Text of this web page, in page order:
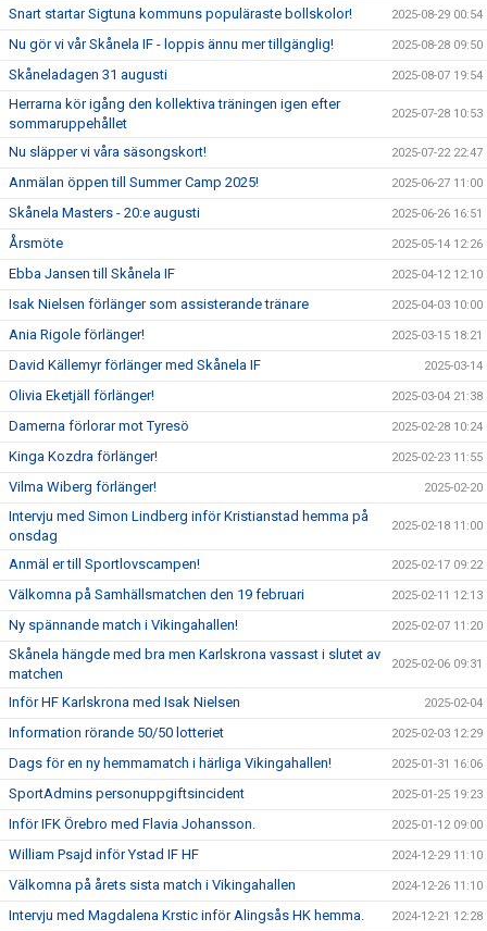
Snart startar Sigtuna kommuns populäraste bollskolor! 2025-08-29 00:54
Nu gör vi vår Skånela IF - loppis ännu mer tillgänglig! 2025-08-28 09:50
Skåneladagen 31 augusti 2025-08-07 19:54
Herrarna kör igång den kollektiva träningen igen efter
sommaruppehållet
2025-07-28 10:53
Nu släpper vi våra säsongskort! 2025-07-22 22:47
Anmälan öppen till Summer Camp 2025! 2025-06-27 11:00
Skånela Masters - 20:e augusti 2025-06-26 16:51
Årsmöte 2025-05-14 12:26
Ebba Jansen till Skånela IF 2025-04-12 12:10
Isak Nielsen förlänger som assisterande tränare 2025-04-03 10:00
Ania Rigole förlänger! 2025-03-15 18:21
David Källemyr förlänger med Skånela IF 2025-03-14
Olivia Eketjäll förlänger! 2025-03-04 21:38
Damerna förlorar mot Tyresö 2025-02-28 10:24
Kinga Kozdra förlänger! 2025-02-23 11:55
Vilma Wiberg förlänger! 2025-02-20
Intervju med Simon Lindberg inför Kristianstad hemma på
onsdag
2025-02-18 11:00
Anmäl er till Sportlovscampen! 2025-02-17 09:22
Välkomna på Samhällsmatchen den 19 februari 2025-02-11 12:13
Ny spännande match i Vikingahallen! 2025-02-07 11:20
Skånela hängde med bra men Karlskrona vassast i slutet av
matchen
2025-02-06 09:31
Inför HF Karlskrona med Isak Nielsen 2025-02-04
Information rörande 50/50 lotteriet 2025-02-03 12:29
Dags för en ny hemmamatch i härliga Vikingahallen! 2025-01-31 16:06
SportAdmins personuppgiftsincident 2025-01-25 19:23
Inför IFK Örebro med Flavia Johansson. 2025-01-12 09:00
William Psajd inför Ystad IF HF 2024-12-29 11:10
Välkomna på årets sista match i Vikingahallen 2024-12-26 11:10
Intervju med Magdalena Krstic inför Alingsås HK hemma. 2024-12-21 12:28